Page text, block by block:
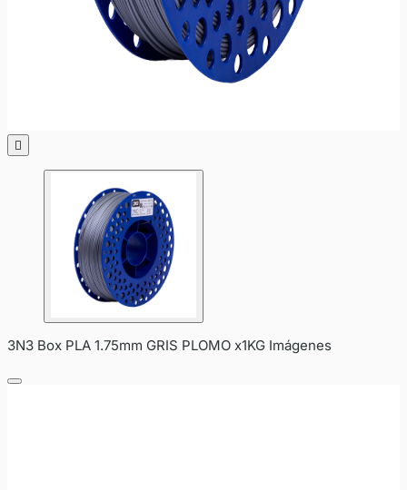

3N3 Box PLA 1.75mm GRIS PLOMO x1KG Imágenes